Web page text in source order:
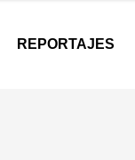
REPORTAJES